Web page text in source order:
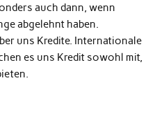
auch dann, wenn
abgelehnt haben.
uns Kredite. Internationale
es uns Kredit sowohl mit,